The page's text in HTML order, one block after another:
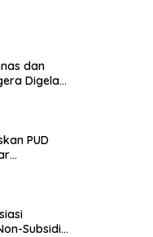
dan
Digelar
PUD
Subsidi,